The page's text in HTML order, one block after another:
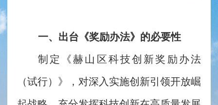
一、出台《奖励办法》的必要性
制定《赫山区科技创新奖励办法
（试行）》，对深入实施创新引领开放崛